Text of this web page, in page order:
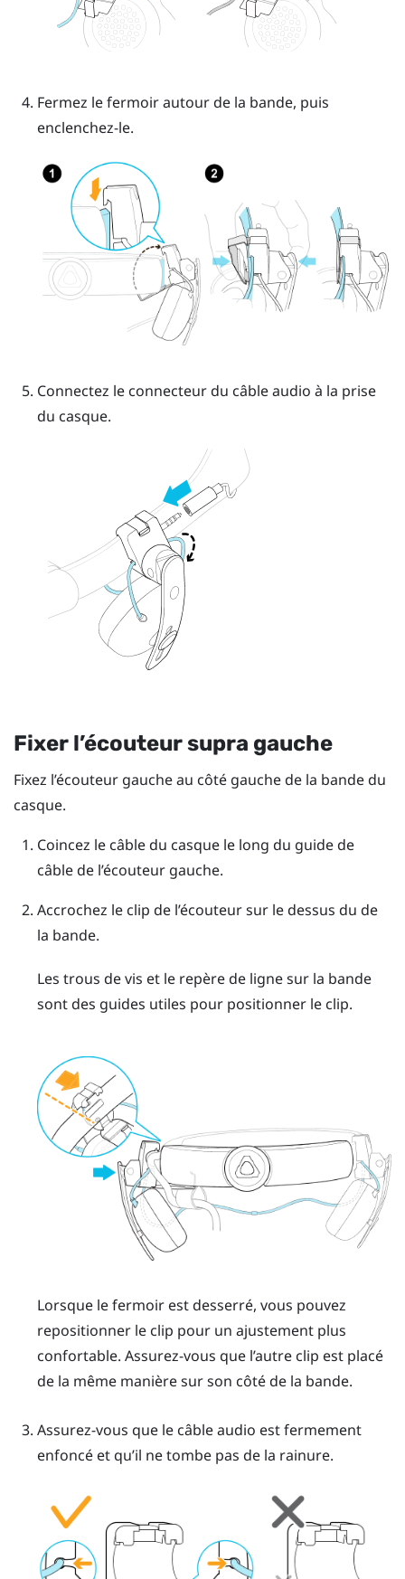
Fermez le fermoir autour de la bande, puis
enclenchez-le.
Connectez le connecteur du câble audio à la prise
du casque.
Fixer l’écouteur supra gauche
Fixez l’écouteur gauche au côté gauche de la bande du
casque.
Coincez le câble du casque le long du guide de
câble de l’écouteur gauche.
Accrochez le clip de l’écouteur sur le dessus du de
la bande.
Les trous de vis et le repère de ligne sur la bande
sont des guides utiles pour positionner le clip.
Lorsque le fermoir est desserré, vous pouvez
repositionner le clip pour un ajustement plus
confortable. Assurez-vous que l’autre clip est placé
de la même manière sur son côté de la bande.
Assurez-vous que le câble audio est fermement
enfoncé et qu’il ne tombe pas de la rainure.